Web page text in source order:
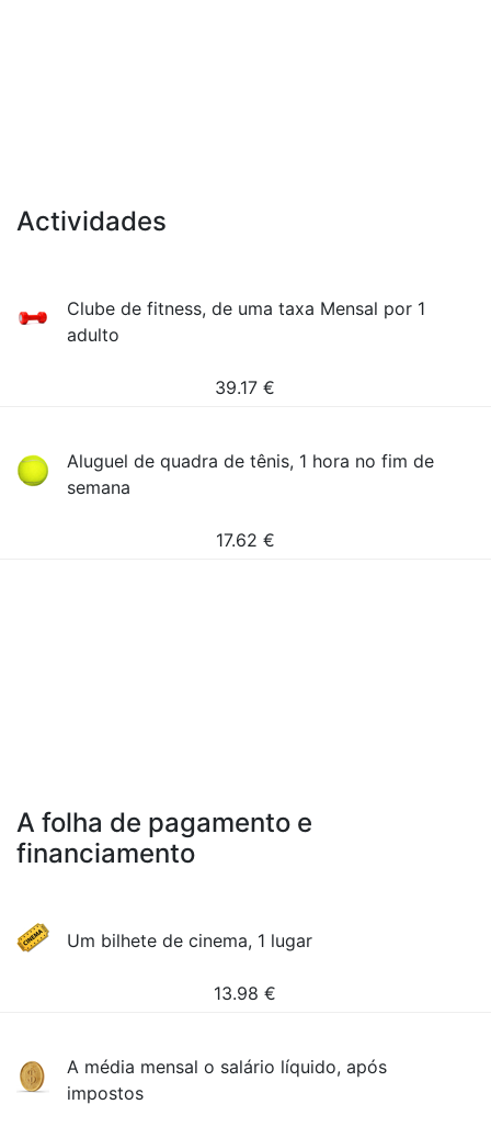
Actividades
Clube de fitness, de uma taxa Mensal por 1
adulto
39.17 €
Aluguel de quadra de tênis, 1 hora no fim de
semana
17.62 €
A folha de pagamento e
financiamento
Um bilhete de cinema, 1 lugar
13.98 €
A média mensal o salário líquido, após
impostos